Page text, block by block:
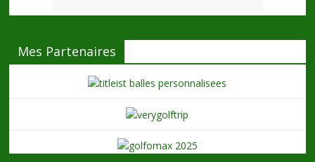
Mes Partenaires